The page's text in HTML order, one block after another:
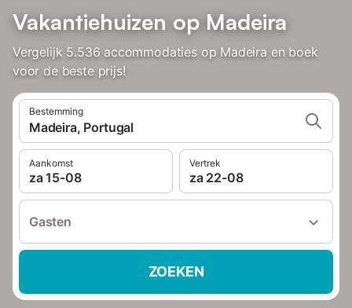
Vakantiehuizen op Madeira
Vergelijk 5.536 accommodaties op Madeira en boek
voor de beste prijs!
Bestemming
Madeira, Portugal
Aankomst
za 15-08
Vertrek
za 22-08
Gasten
ZOEKEN